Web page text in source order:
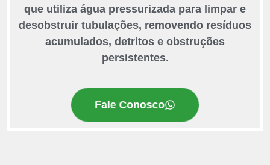
que utiliza água pressurizada para limpar e
desobstruir tubulações, removendo resíduos
acumulados, detritos e obstruções
persistentes.
Fale Conosco